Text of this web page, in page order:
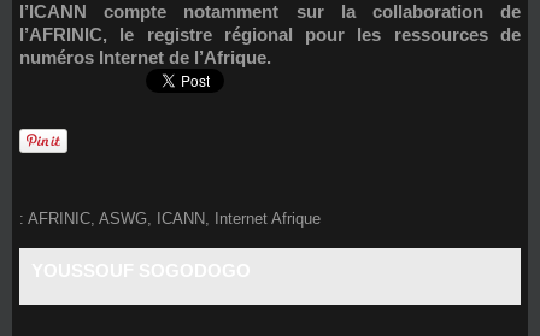
l’ICANN compte notamment sur la collaboration de
l’AFRINIC, le registre régional pour les ressources de
numéros Internet de l’Afrique.
: AFRINIC, ASWG, ICANN, Internet Afrique